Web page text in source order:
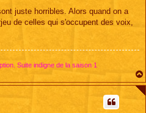
juste horribles. Alors quand on a
de celles qui s'occupent des voix,
Suite indigne de la saison 1